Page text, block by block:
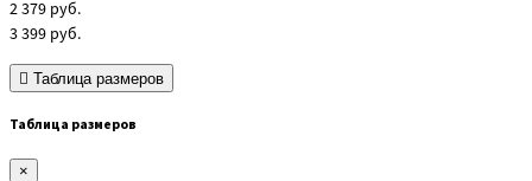
2 379 руб.
3 399 руб.
Таблица размеров
Таблица размеров
×